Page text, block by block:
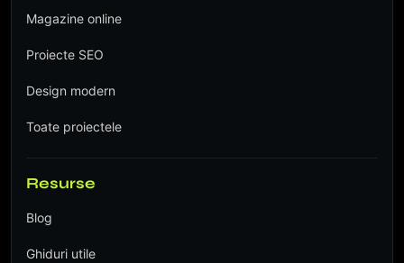
Magazine online
Proiecte SEO
Design modern
Toate proiectele
Resurse
Blog
Ghiduri utile